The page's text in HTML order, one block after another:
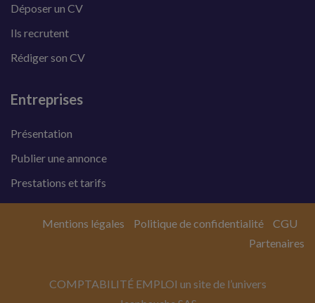
Déposer un CV
Ils recrutent
Rédiger son CV
Entreprises
Présentation
Publier une annonce
Prestations et tarifs
COMPTABILITÉ EMPLOI un site de l’univers
Mentions légales Politique de confidentialité
CGU
Partenaires